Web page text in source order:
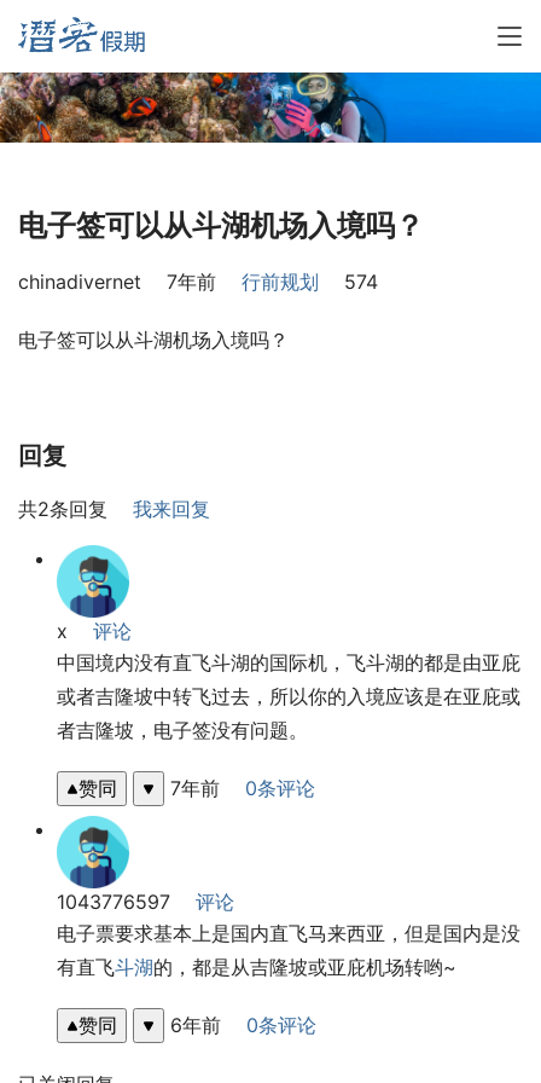
电子签可以从斗湖机场入境吗？
chinadivernet 7年前 行前规划 574
电子签可以从斗湖机场入境吗？
回复
共2条回复 我来回复
x
评论
中国境内没有直飞斗湖的国际机，飞斗湖的都是由亚庇
或者吉隆坡中转飞过去，所以你的入境应该是在亚庇或
者吉隆坡，电子签没有问题。
赞同 7年前 0条评论
1043776597
评论
电子票要求基本上是国内直飞马来西亚，但是国内是没
有直飞斗湖的，都是从吉隆坡或亚庇机场转哟~
赞同 6年前 0条评论